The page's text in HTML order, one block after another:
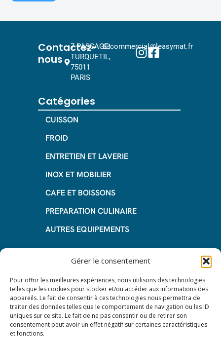
Gérer le consentement
Pour offrir les meilleures expériences, nous utilisons des technologies
telles que les cookies pour stocker et/ou accéder aux informations des
appareils. Le fait de consentir à ces technologies nous permettra de
traiter des données telles que le comportement de navigation ou les ID
uniques sur ce site. Le fait de ne pas consentir ou de retirer son
consentement peut avoir un effet négatif sur certaines caractéristiques
et fonctions.
Contactez-
nous
7 PASSAGE
TURQUETIL,
75011
PARIS
commercial@leasymat.fr
Catégories
CUISSON
FROID
ENTRETIEN ET LAVERIE
INOX ET MOBILIER
CAFE ET BOISSONS
PREPARATION CULINAIRE
AUTRES EQUIPEMENTS
Informations
Questions fréquentes
Les avantages de la LOA
Les étapes du leasing de matériel
de restauration